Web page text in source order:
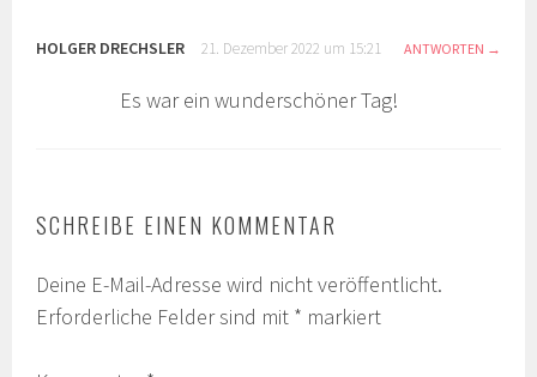
HOLGER DRECHSLER 21. Dezember 2022 um 15:21 ANTWORTEN
Es war ein wunderschöner Tag!
SCHREIBE EINEN KOMMENTAR
Deine E-Mail-Adresse wird nicht veröffentlicht.
Erforderliche Felder sind mit * markiert